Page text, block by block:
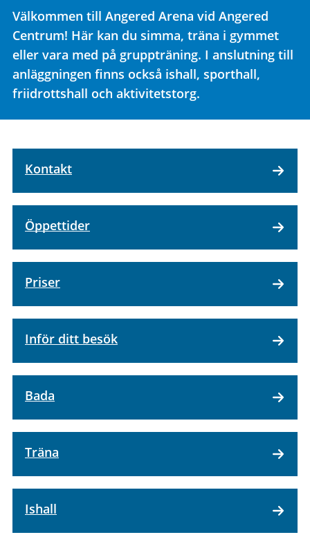
Välkommen till Angered Arena vid Angered
Centrum! Här kan du simma, träna i gymmet
eller vara med på gruppträning. I anslutning till
anläggningen finns också ishall, sporthall,
friidrottshall och aktivitetstorg.
Kontakt
Öppettider
Priser
Inför ditt besök
Bada
Träna
Ishall